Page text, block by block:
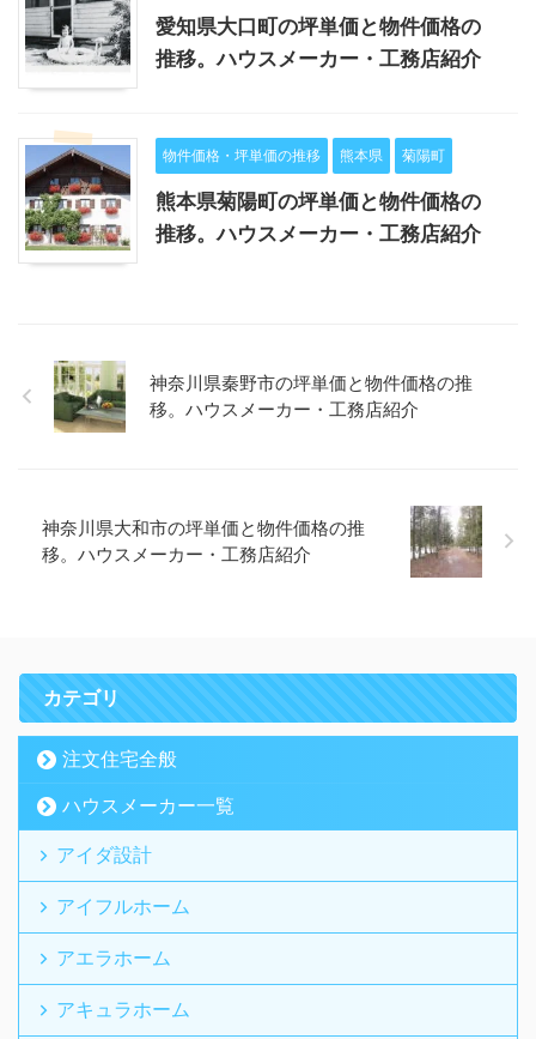
愛知県大口町の坪単価と物件価格の
推移。ハウスメーカー・工務店紹介
物件価格・坪単価の推移 熊本県 菊陽町
熊本県菊陽町の坪単価と物件価格の
推移。ハウスメーカー・工務店紹介
神奈川県秦野市の坪単価と物件価格の推
移。ハウスメーカー・工務店紹介
神奈川県大和市の坪単価と物件価格の推
移。ハウスメーカー・工務店紹介
カテゴリ
注文住宅全般
ハウスメーカー一覧
アイダ設計
アイフルホーム
アエラホーム
アキュラホーム